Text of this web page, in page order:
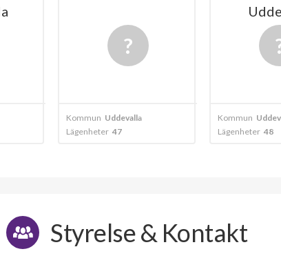
Kommun Uddevalla
Lägenheter 47
Uddevalla
Kommun Uddevalla
Lägenheter 48
Styrelse & Kontakt